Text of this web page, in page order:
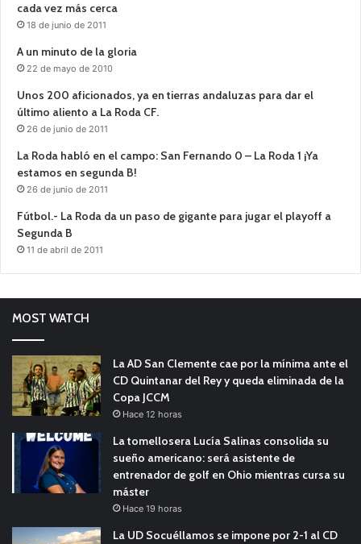
cada vez más cerca
18 de junio de 2011
A un minuto de la gloria
22 de mayo de 2010
Unos 200 aficionados, ya en tierras andaluzas para dar el
último aliento a La Roda CF.
26 de junio de 2011
La Roda habló en el campo: San Fernando 0 – La Roda 1 ¡Ya
estamos en segunda B!
26 de junio de 2011
Fútbol.- La Roda da un paso de gigante para jugar el playoff a
Segunda B
11 de abril de 2011
MOST WATCH
La AD San Clemente cae por la mínima ante el
CD Quintanar del Rey y queda eliminada de la
Copa JCCM
Hace 12 horas
La tomellosera Lucía Salinas consolida su
sueño americano: será asistente de
entrenador de golf en Ohio mientras cursa su
máster
Hace 19 horas
La UD Socuéllamos se impone por 2-1 al CD